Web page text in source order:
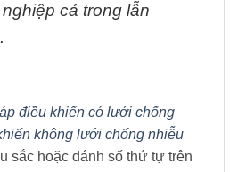
cả trong lẫn
điều khiển có lưới chống
không lưới chống nhiễu
sắc hoặc đánh số thứ tự trên